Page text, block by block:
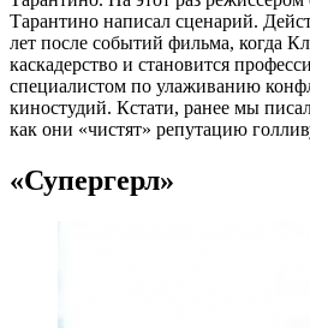
Тарантино написал сценарий.
лет после событий фильма, когда
каскадерство и становится
специалистом по улаживанию
киностудий. Кстати, ранее мы
как они «чистят» репутацию
«Супергерл»